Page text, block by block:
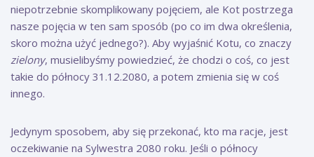
niepotrzebnie skomplikowany pojęciem, ale Kot postrzega
nasze pojęcia w ten sam sposób (po co im dwa określenia,
skoro można użyć jednego?). Aby wyjaśnić Kotu, co znaczy
zielony, musielibyśmy powiedzieć, że chodzi o coś, co jest
takie do północy 31.12.2080, a potem zmienia się w coś
innego.
Jedynym sposobem, aby się przekonać, kto ma racje, jest
oczekiwanie na Sylwestra 2080 roku. Jeśli o północy